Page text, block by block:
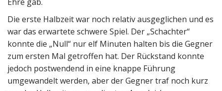
Die erste Halbzeit war noch relativ ausgeglichen und es
war das erwartete schwere Spiel. Der „Schachter“
konnte die „Null“ nur elf Minuten halten bis die Gegner
zum ersten Mal getroffen hat. Der Rückstand konnte
jedoch postwendend in eine knappe Führung
umgewandelt werden, aber der Gegner traf noch kurz